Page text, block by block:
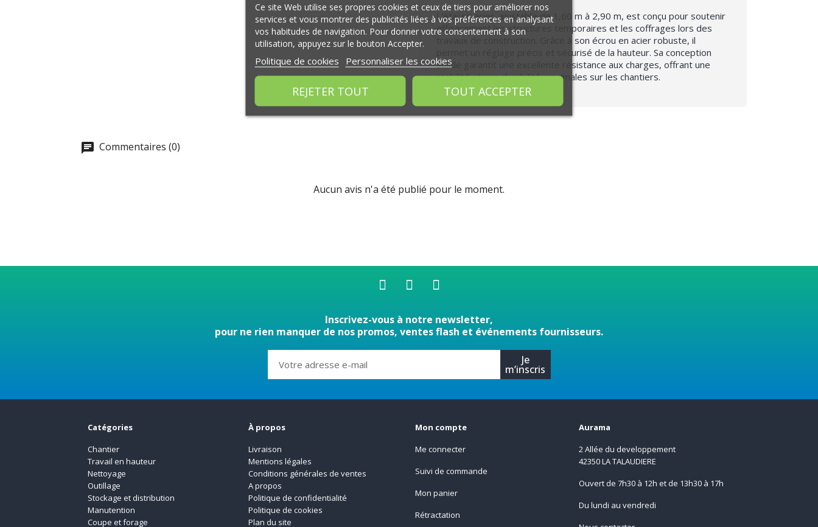
L'étai en acier, ajustable de 1,60 m à 2,90 m, est conçu pour soutenir
efficacement les structures temporaires et les coffrages lors des
travaux de construction. Grâce à son écrou en acier robuste, il
permet un réglage précis et sécurisé de la hauteur. Sa conception
solide garantit une excellente résistance aux charges, offrant une
stabilité et une durabilité maximales sur les chantiers.
Commentaires (0)
Aucun avis n'a été publié pour le moment.
Inscrivez-vous à notre newsletter,
pour ne rien manquer de nos promos, ventes flash et événements fournisseurs.
Je
m’inscris
Catégories
Chantier
Travail en hauteur
Nettoyage
Outillage
Stockage et distribution
Manutention
Coupe et forage
À propos
Livraison
Mentions légales
Conditions générales de ventes
A propos
Politique de confidentialité
Politique de cookies
Plan du site
Mon compte
Me connecter
Suivi de commande
Mon panier
Rétractation
Aurama
2 Allée du developpement
42350 LA TALAUDIERE
Ouvert de 7h30 à 12h et de 13h30 à 17h
Du lundi au vendredi
Ce site Web utilise ses propres cookies et ceux de tiers pour améliorer nos
services et vous montrer des publicités liées à vos préférences en analysant
vos habitudes de navigation. Pour donner votre consentement à son
utilisation, appuyez sur le bouton Accepter.
Politique de cookies Personnaliser les cookies
REJETER TOUT TOUT ACCEPTER